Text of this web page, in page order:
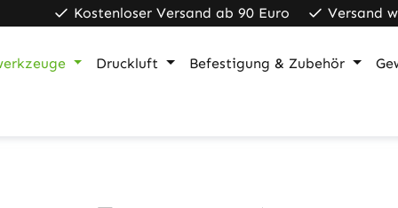
Kostenloser Versand ab 90 Euro Versand
Druckluft Befestigung & Zubehör